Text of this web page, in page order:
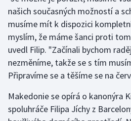
Stolní tenis
Triatlon
Veslování
Vodní slalom
Volejbal
našich současných možností a
musíme mít k dispozici
myslím, že máme šanci proti
uvedl Filip. "Začínali bychom
nezměníme, takže se s tím
Připravíme se a těšíme se na
Makedonie se opírá o kanonýra
spoluhráče Filipa Jíchy z